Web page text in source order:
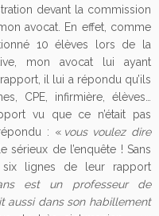
devant la commission
avocat. En effet, comme
10 élèves lors de la
mon avocat lui ayant
il lui a répondu qu’ils
CPE, infirmière, élèves…
vu que ce n’était pas
: « vous voulez dire
sérieux de l’enquête ! Sans
lignes de leur rapport
est un professeur de
aussi dans son habillement